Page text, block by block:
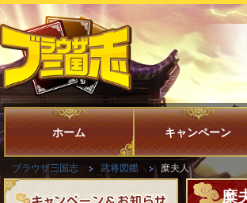
ホーム キャンペーン
ブラウザ三国志 武将図鑑 糜夫人
糜